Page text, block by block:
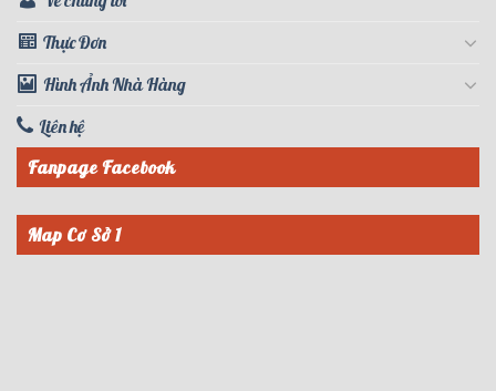
Thực Đơn
Hình Ảnh Nhà Hàng
Liên hệ
Fanpage Facebook
Map Cơ Sở 1